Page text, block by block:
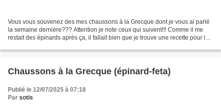
Vous vous souvenez des mes chaussons à la Grecque dont je vous ai parlé
la semaine dernière??? Attention je note ceux qui suivent!!! Comme il me
restait des épinards après ça, il fallait bien que je trouve une recette pour les
Chaussons à la Grecque (épinard-feta)
Publié le 12/07/2025 à 07:18
Par sotis